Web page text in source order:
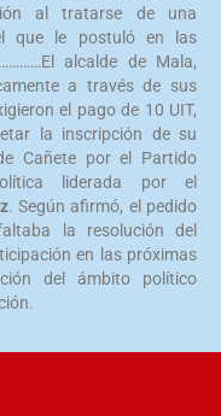
al tratarse de una
que le postuló en las
alcalde de Mala,
a través de sus
el pago de 10 UIT,
la inscripción de su
Cañete por el Partido
liderada por el
. Según afirmó, el pedido
la resolución del
en las próximas
del ámbito político